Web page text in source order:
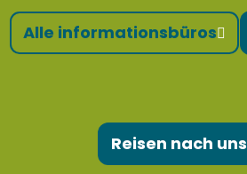
Alle informationsbüros
Reisen nach uns